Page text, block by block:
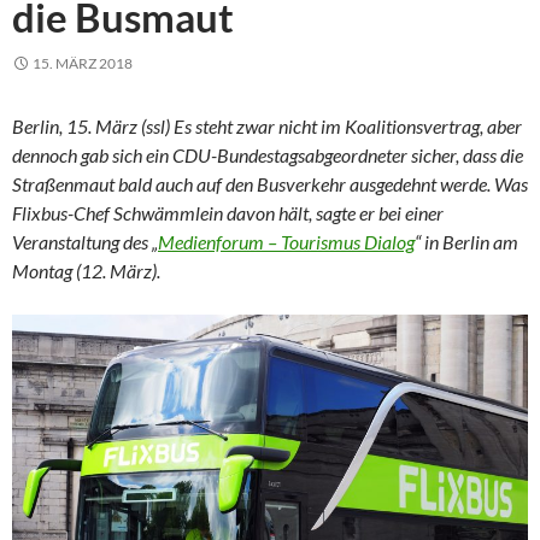
die Busmaut
15. MÄRZ 2018
Berlin, 15. März (ssl) Es steht zwar nicht im Koalitionsvertrag, aber
dennoch gab sich ein CDU-Bundestagsabgeordneter sicher, dass die
Straßenmaut bald auch auf den Busverkehr ausgedehnt werde. Was
Flixbus-Chef Schwämmlein davon hält, sagte er bei einer
Veranstaltung des „ Medienforum – Tourismus Dialog“ in Berlin am
Montag (12. März).